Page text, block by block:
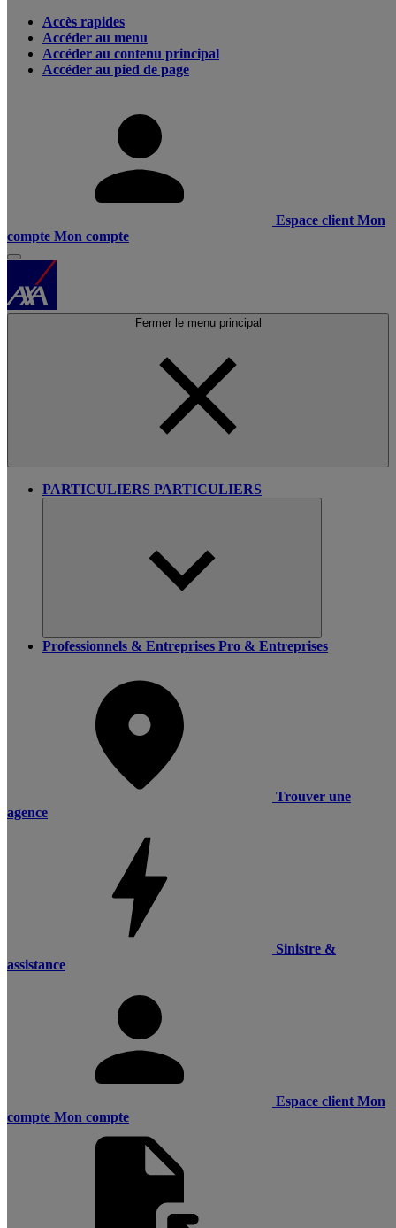
Accès rapides
Accéder au menu
Accéder au contenu principal
Accéder au pied de page
Espace client Mon
compte Mon compte
Fermer le menu principal
PARTICULIERS PARTICULIERS
Professionnels & Entreprises Pro & Entreprises
Trouver une
agence
Sinistre &
assistance
Espace client Mon
compte Mon compte